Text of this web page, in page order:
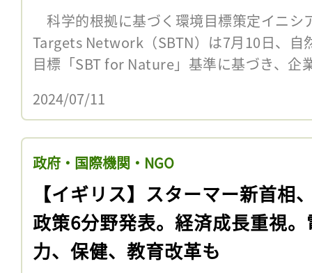
科学的根拠に基づく環境目標策定イニシ
Targets Network（SBTN）は7月10日、自
目標「SBT for Nature」基準に基づき、
2024/07/11
政府・国際機関・NGO
【イギリス】スターマー新首相
政策6分野発表。経済成長重視。
力、保健、教育改革も